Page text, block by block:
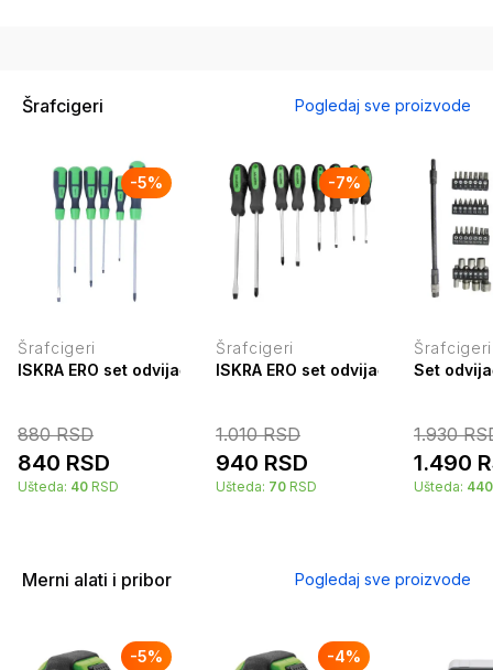
Šrafcigeri Pogledaj sve proizvode
-5%
Šrafcigeri
ISKRA ERO set odvijača 6 kom. HTS-6
880RSD
840 RSD
Ušteda: 40 RSD
-7%
Šrafcigeri
ISKRA ERO set odvijača 8 kom.
1.010RSD
940 RSD
Ušteda: 70 RSD
Šrafcigeri
Set
1.930
1.490
Ušteda: 440
Merni alati i pribor Pogledaj sve proizvode
-5% -4%